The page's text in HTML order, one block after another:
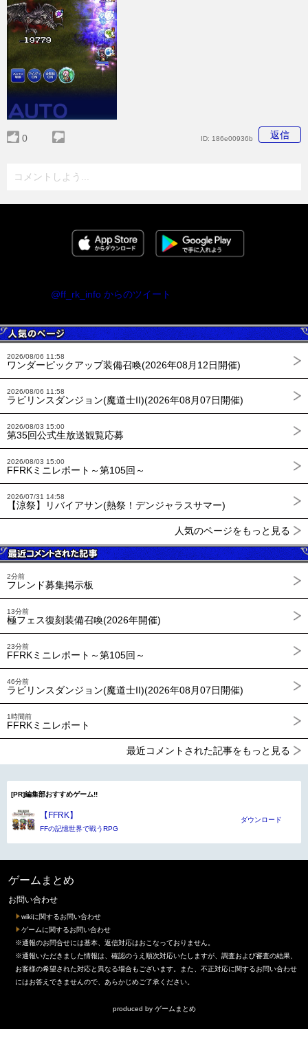
0 返信
ID: 186e00936b
コメントしよう...
@ff_rk_info からのツイート
2026/08/06 11:58
ワンダーピックアップ装備召喚(2026年08月12日開催)
2026/08/06 11:58
ラビリンスダンジョン(魔道士II)(2026年08月07日開催)
2026/08/03 15:00
第35回公式生放送観覧応募
2026/08/03 15:00
FFRKミニレポート～第105回～
2026/07/31 14:58
【涼祭】リバイアサン(熱祭！デンジャラスサマー)
人気のページをもっと見る
2分前
フレンド募集掲示板
13分前
極フェス復刻装備召喚(2026年開催)
23分前
FFRKミニレポート～第105回～
46分前
ラビリンスダンジョン(魔道士II)(2026年08月07日開催)
1時間前
FFRKミニレポート
最近コメントされた記事をもっと見る
[PR]編集部おすすめゲーム!!
【FFRK】
FFの記憶世界で戦うRPG
ダウンロード
ゲームまとめ
お問い合わせ
wikiに関するお問い合わせ
ゲームに関するお問い合わせ
※通報のお問合せには基本、返信対応はおこなっておりません。
※通報いただきました情報は、確認のうえ順次対応いたしますが、調査および審査の結果、
お客様の希望された対応と異なる場合もございます。また、不正対応に関するお問い合わせ
にはお答えできませんので、あらかじめご了承ください。
produced by ゲームまとめ